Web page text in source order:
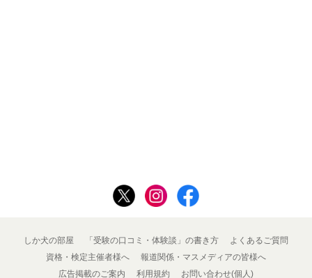
しか犬の部屋 「受験の口コミ・体験談」の書き方
よくあるご質問
資格・検定主催者様へ
報道関係・マスメディアの皆様へ
広告掲載のご案内
利用規約 お問い合わせ(個人)